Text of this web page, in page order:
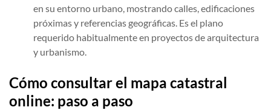
en su entorno urbano, mostrando calles, edificaciones
próximas y referencias geográficas. Es el plano
requerido habitualmente en proyectos de arquitectura
y urbanismo.
Cómo consultar el mapa catastral
online: paso a paso